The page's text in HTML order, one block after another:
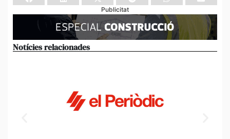
Publicitat
Notícies relacionades